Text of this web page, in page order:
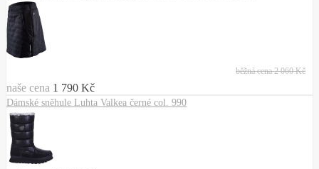
běžná cena2 060 Kč
naše cena 1 790 Kč
Dámské sněhule Luhta Valkea černé col. 990